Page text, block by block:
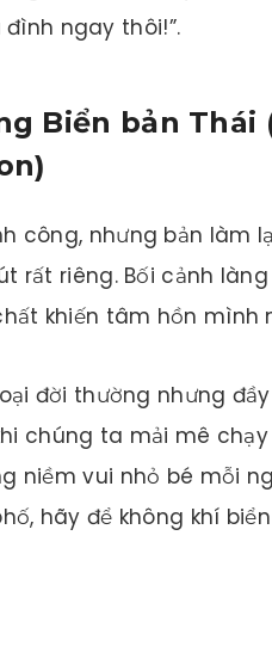
ngay thôi!”.
Biển bản Thái
công, nhưng bản làm
rất riêng. Bối cảnh
khiến tâm hồn mình
đời thường nhưng
chúng ta mải mê
niềm vui nhỏ bé mỗi
hãy để không khí